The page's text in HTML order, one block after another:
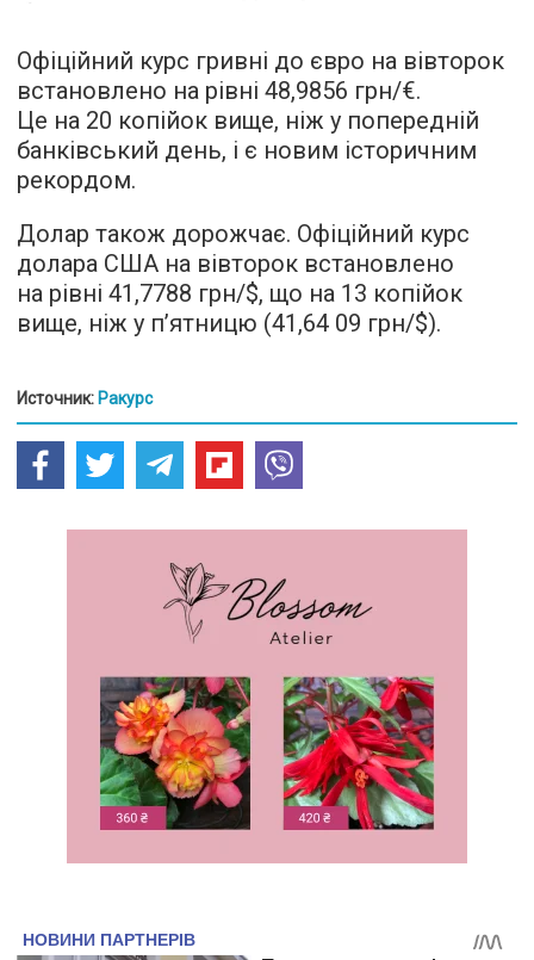
Офіційний курс гривні до євро на вівторок
встановлено на рівні 48,9856 грн/€.
Це на 20 копійок вище, ніж у попередній
банківський день, і є новим історичним
рекордом.
Долар також дорожчає. Офіційний курс
долара США на вівторок встановлено
на рівні 41,7788 грн/$, що на 13 копійок
вище, ніж у п’ятницю (41,64 09 грн/$).
Источник: Ракурс